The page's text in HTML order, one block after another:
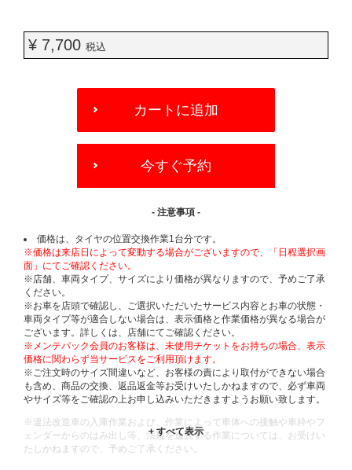
¥ 7,700 税込
OPTIONS
カートに追加
今すぐ予約
- 注意事項 -
価格は、タイヤの位置交換作業1台分です。
※価格は来店日によって変動する場合がございますので、「日程選択画
面」にてご確認ください。
※店舗、車両タイプ、サイズにより価格が異なりますので、予めご了承
ください。
※お車を店頭で確認し、ご選択いただいたサービス内容とお車の状態・
車両タイプ等が適合しない場合は、表示価格と作業価格が異なる場合が
ございます。詳しくは、店舗にてご確認ください。
※メンテパック会員のお客様は、未使用チケットをお持ちの場合、表示
価格に関わらず当サービスをご利用頂けます。
※ご注文時のサイズ間違いなど、お客様の責により取付ができない場合
も含め、商品の交換、返品返金等お受けいたしかねますので、必ず車両
やサイズ等をご確認の上お申し込みいただきますようお願い致します。
※違法改造車の入庫作業および、作業によって車体への接触や車枠やフ
ェンダーからのはみ出し等、法規を逸脱する作業については、お受けい
たしかねますので、予めご了承ください。